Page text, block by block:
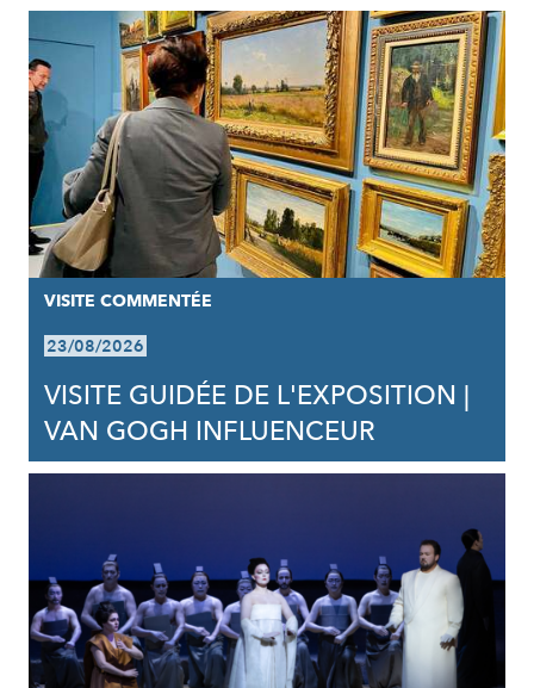
VISITE COMMENTÉE
23/08/2026
VISITE GUIDÉE DE L'EXPOSITION |
VAN GOGH INFLUENCEUR